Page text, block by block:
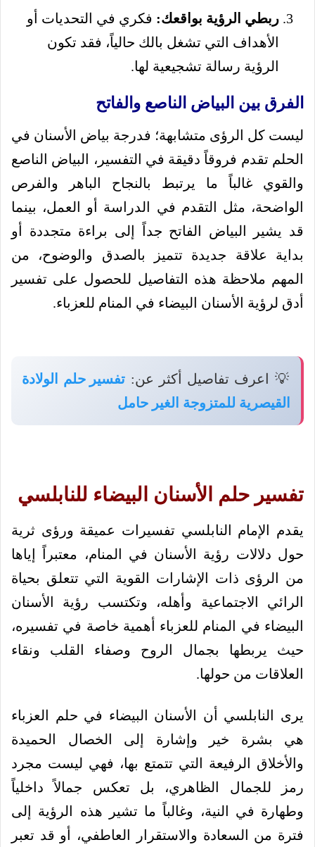
ربطي الرؤية بواقعك: فكري في التحديات أو
الأهداف التي تشغل بالك حالياً، فقد تكون
الرؤية رسالة تشجيعية لها.
الفرق بين البياض الناصع والفاتح
ليست كل الرؤى متشابهة؛ فدرجة بياض الأسنان في
الحلم تقدم فروقاً دقيقة في التفسير، البياض الناصع
والقوي غالباً ما يرتبط بالنجاح الباهر والفرص
الواضحة، مثل التقدم في الدراسة أو العمل، بينما
قد يشير البياض الفاتح جداً إلى براءة متجددة أو
بداية علاقة جديدة تتميز بالصدق والوضوح، من
المهم ملاحظة هذه التفاصيل للحصول على تفسير
أدق لرؤية الأسنان البيضاء في المنام للعزباء.
💡 اعرف تفاصيل أكثر عن: تفسير حلم الولادة
القيصرية للمتزوجة الغير حامل
تفسير حلم الأسنان البيضاء للنابلسي
يقدم الإمام النابلسي تفسيرات عميقة ورؤى ثرية
حول دلالات رؤية الأسنان في المنام، معتبراً إياها
من الرؤى ذات الإشارات القوية التي تتعلق بحياة
الرائي الاجتماعية وأهله، وتكتسب رؤية الأسنان
البيضاء في المنام للعزباء أهمية خاصة في تفسيره،
حيث يربطها بجمال الروح وصفاء القلب ونقاء
العلاقات من حولها.
يرى النابلسي أن الأسنان البيضاء في حلم العزباء
هي بشرة خير وإشارة إلى الخصال الحميدة
والأخلاق الرفيعة التي تتمتع بها، فهي ليست مجرد
رمز للجمال الظاهري، بل تعكس جمالاً داخلياً
وطهارة في النية، وغالباً ما تشير هذه الرؤية إلى
فترة من السعادة والاستقرار العاطفي، أو قد تعبر